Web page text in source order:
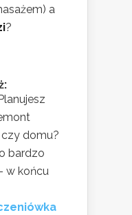
a
?
Planujesz
domu?
bardzo
w końcu